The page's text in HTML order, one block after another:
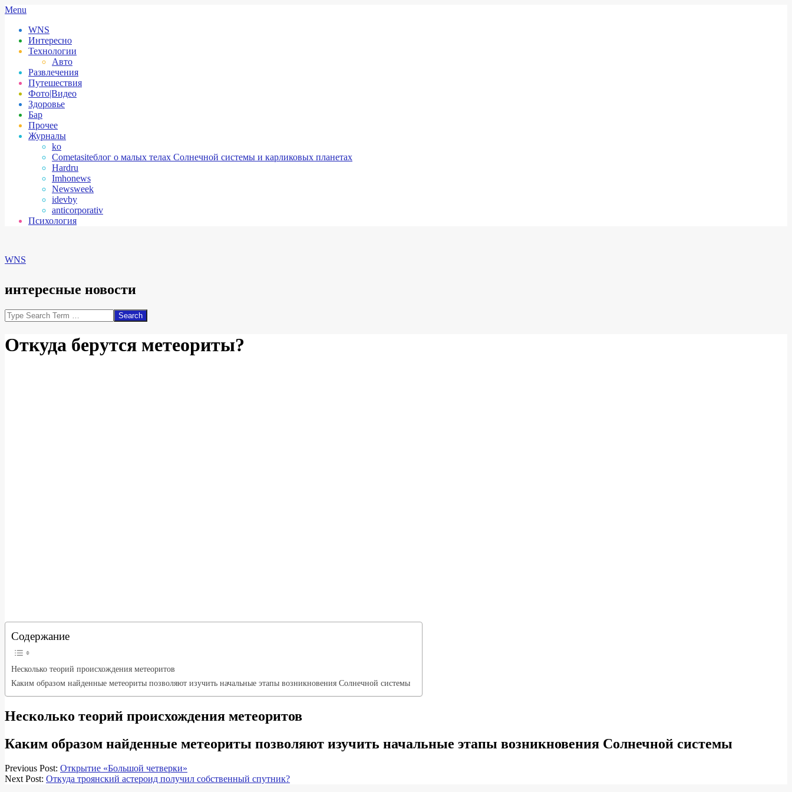
Skip
content
Secondary
Menu
Menu
WNS
Интересно
Технологии
Авто
Развлечения
Путешествия
Фото|Видео
Здоровье
Бар
Прочее
Журналы
ko
Cometasiteблог о малых телах Солнечной системы и карликовых планетах
Hardru
Imhonews
Newsweek
idevby
anticorporativ
Психология
WNS
интересные новости
Search
Откуда берутся метеориты?
Содержание
Несколько теорий происхождения метеоритов
Каким образом найденные метеориты позволяют изучить начальные этапы возникновения Солнечной системы
Несколько теорий происхождения метеоритов
Каким образом найденные метеориты позволяют изучить начальные этапы возникновения Солнечной системы
2018-
03-
Previous Post: Открытие «Большой четверки»
Next Post: Откуда троянский астероид получил собственный спутник?